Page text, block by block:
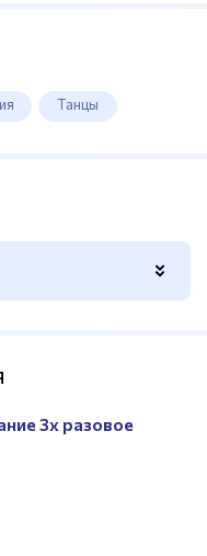
Танцы
3х разовое